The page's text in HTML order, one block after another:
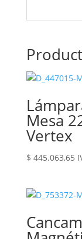
Mesa
Vertex
$ 445.063,65